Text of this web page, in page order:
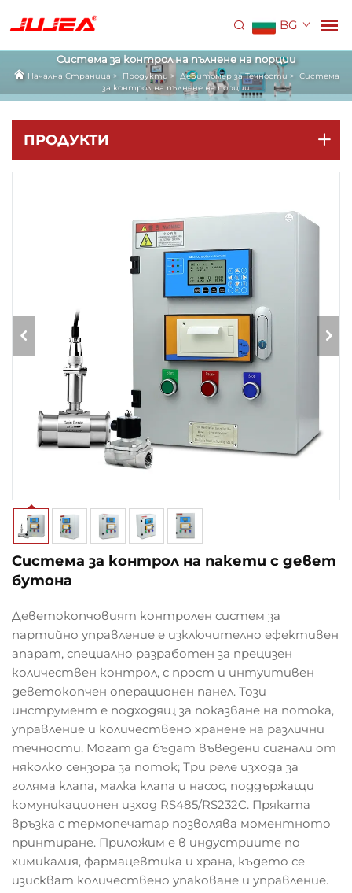
BG
Система за контрол на пълнене на порции
Начална Страница > Продукти > Дебитомер за Течности > Система
за контрол на пълнене на порции
ПРОДУКТИ
Система за контрол на пакети с девет
бутона
Деветокопчовият контролен систем за
партийно управление е изключително ефективен
апарат, специално разработен за прецизен
количествен контрол, с прост и интуитивен
деветокопчен операционен панел. Този
инструмент е подходящ за показване на потока,
управление и количествено хранене на различни
течности. Могат да бъдат въведени сигнали от
няколко сензора за поток; Три реле изхода за
голяма клапа, малка клапа и насос, поддържащи
комуникационен изход RS485/RS232C. Пряката
връзка с термопечатар позволява моментното
принтиране. Приложим е в индустриите по
химикалия, фармацевтика и храна, където се
изискват количествено упаковане и управление.